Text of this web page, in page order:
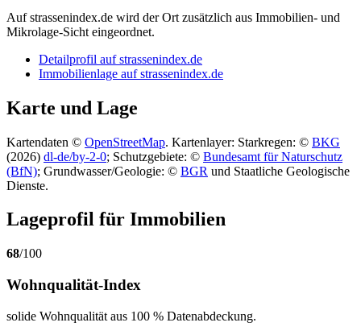
Auf strassenindex.de wird der Ort zusätzlich aus Immobilien- und
Mikrolage-Sicht eingeordnet.
Detailprofil auf strassenindex.de
Immobilienlage auf strassenindex.de
Karte und Lage
Kartendaten © OpenStreetMap. Kartenlayer: Starkregen: © BKG
(2026) dl-de/by-2-0; Schutzgebiete: © Bundesamt für Naturschutz
(BfN); Grundwasser/Geologie: © BGR und Staatliche Geologische
Dienste.
Lageprofil für Immobilien
68/100
Wohnqualität-Index
solide Wohnqualität aus 100 % Datenabdeckung.